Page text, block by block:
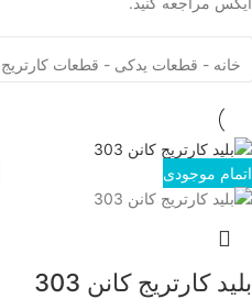
خانه - قطعات یدکی - قطعات کارتریج
اتمام موجودی
بلید کارتریج کانن 303